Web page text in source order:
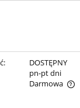
DOSTĘPNY
pn-pt dni
Darmowa